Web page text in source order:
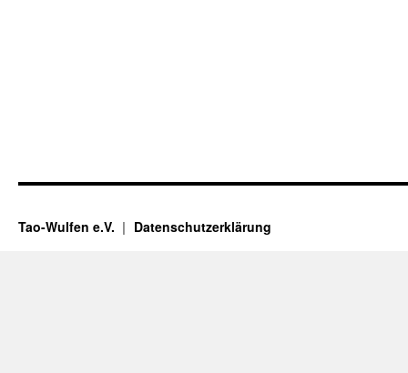
Tao-Wulfen e.V. Datenschutzerklärung